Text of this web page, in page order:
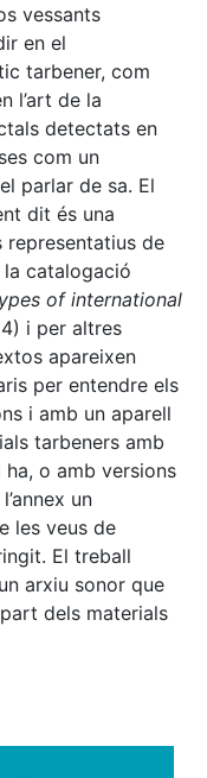
vessants
en el
tarbener, com
l’art de la
detectats en
com un
parlar de sa. El
dit és una
de
catalogació
of international
i per altres
apareixen
per entendre els
i amb un aparell
tarbeners amb
ha, o amb versions
un
les veus de
El treball
arxiu sonor que
dels materials